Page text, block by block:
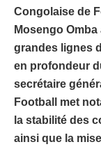
Congolaise de
Mosengo
grandes lignes
en profondeur
secrétaire
Football met
la stabilité des
ainsi que la